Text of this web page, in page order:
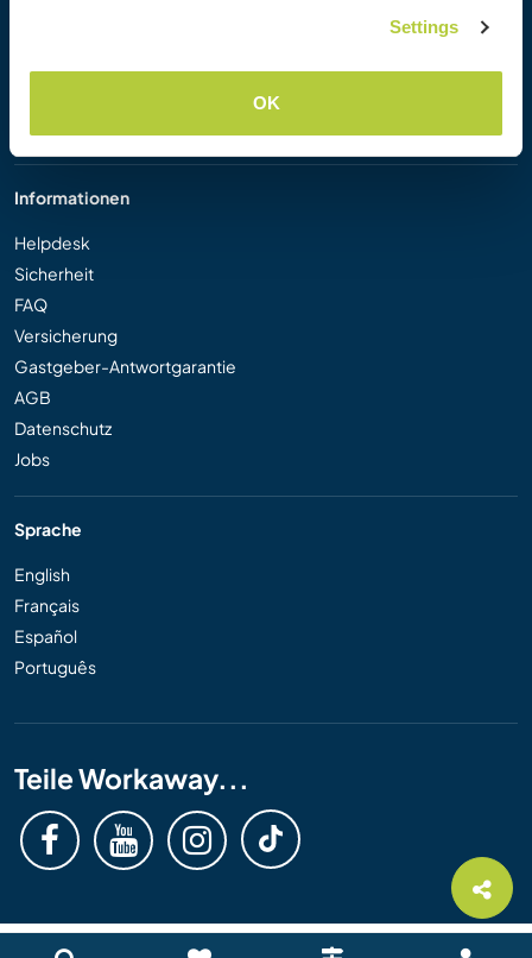
Settings
OK
Informationen
Helpdesk
Sicherheit
FAQ
Versicherung
Gastgeber-Antwortgarantie
AGB
Datenschutz
Jobs
Sprache
English
Français
Español
Português
Teile Workaway...